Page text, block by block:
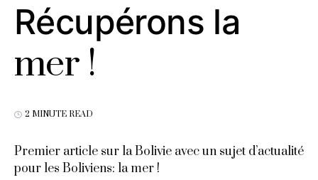
Récupérons la
mer !
2 MINUTE READ
Premier article sur la Bolivie avec un sujet d’actualité
pour les Boliviens: la mer !